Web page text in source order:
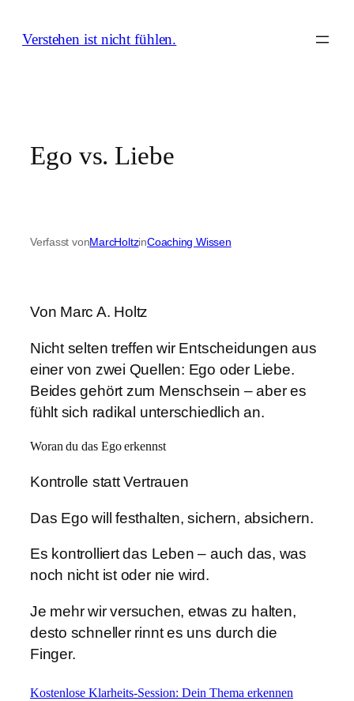
Inhalt
Verstehen ist nicht fühlen.
Ego vs. Liebe
Verfasst vonMarcHoltzinCoaching Wissen
Von Marc A. Holtz
Nicht selten treffen wir Entscheidungen aus
einer von zwei Quellen: Ego oder Liebe.
Beides gehört zum Menschsein – aber es
fühlt sich radikal unterschiedlich an.
Woran du das Ego erkennst
Kontrolle statt Vertrauen
Das Ego will festhalten, sichern, absichern.
Es kontrolliert das Leben – auch das, was
noch nicht ist oder nie wird.
Je mehr wir versuchen, etwas zu halten,
desto schneller rinnt es uns durch die
Finger.
Kostenlose Klarheits-Session: Dein Thema erkennen